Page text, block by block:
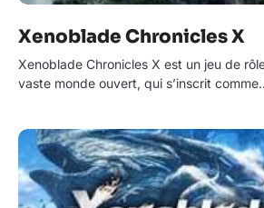
Xenoblade Chronicles X
Xenoblade Chronicles X est un jeu de
vaste monde ouvert, qui s’inscrit